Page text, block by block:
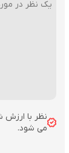
نظر با ارزش
می شود.